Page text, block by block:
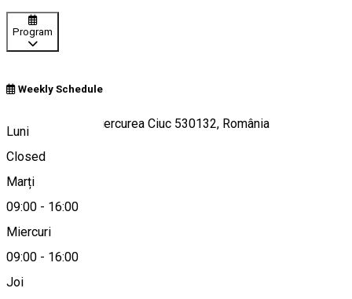
Program
Weekly Schedule
Luni
Closed
Marți
09:00 - 16:00
Miercuri
09:00 - 16:00
Joi
Piața Cetății 2, Miercurea Ciuc 530132, România
Hartă